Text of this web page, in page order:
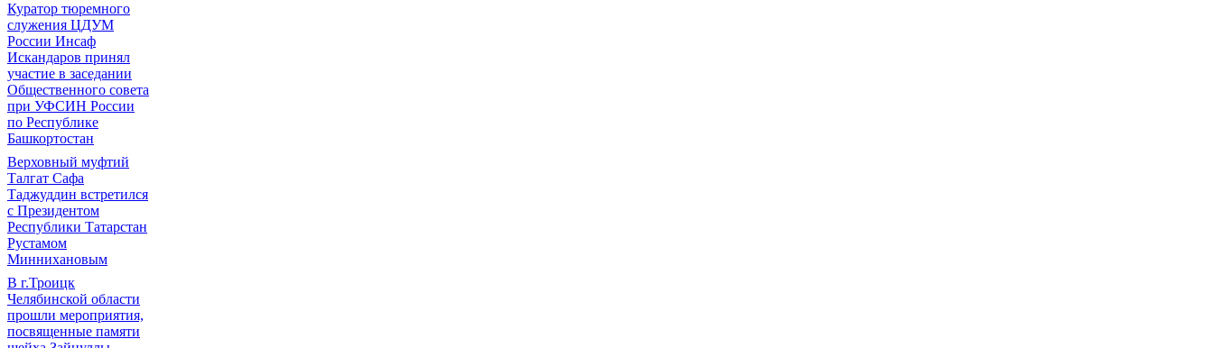
Куратор тюремного
служения ЦДУМ
России Инсаф
Искандаров принял
участие в заседании
Общественного совета
при УФСИН России
по Республике
Башкортостан
Верховный муфтий
Талгат Сафа
Таджуддин встретился
с Президентом
Республики Татарстан
Рустамом
Миннихановым
В г.Троицк
Челябинской области
прошли мероприятия,
посвященные памяти